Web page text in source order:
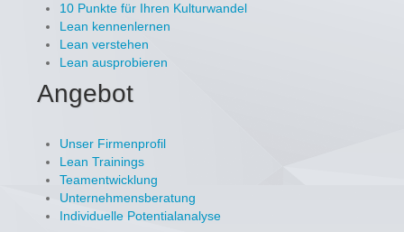
10 Punkte für Ihren Kulturwandel
Lean kennenlernen
Lean verstehen
Lean ausprobieren
Angebot
Unser Firmenprofil
Lean Trainings
Teamentwicklung
Unternehmensberatung
Individuelle Potentialanalyse